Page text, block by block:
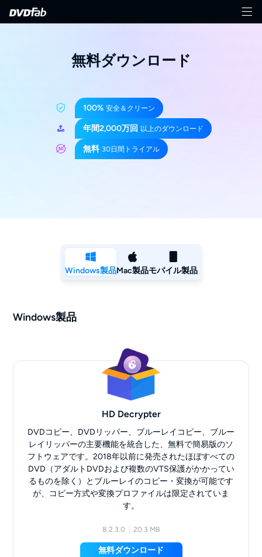
無料ダウンロード
100% 安全＆クリーン
年間2,000万回 以上のダウンロード
無料 30日間トライアル
Windows製品Mac製品モバイル製品
Windows製品
HD Decrypter
DVDコピー、DVDリッパー、ブルーレイコピー、ブルー
レイリッパーの主要機能を統合した、無料で簡易版のソ
フトウェアです。2018年以前に発売されたほぼすべての
DVD（アダルトDVDおよび複数のVTS保護がかかってい
るものを除く）とブルーレイのコピー・変換が可能です
が、コピー方式や変換プロファイルは限定されていま
す。
8.2.3.0 20.3 MB
無料ダウンロード